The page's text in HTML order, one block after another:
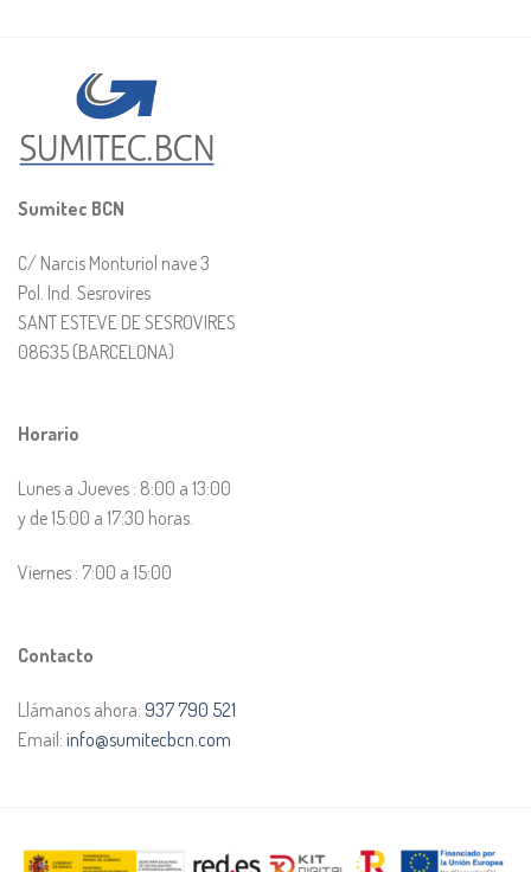
Sumitec BCN
C/ Narcis Monturiol nave 3
Pol. Ind. Sesrovires
SANT ESTEVE DE SESROVIRES
08635 (BARCELONA)
Horario
Lunes a Jueves : 8:00 a 13:00
y de 15:00 a 17:30 horas.
Viernes : 7:00 a 15:00
Contacto
Llámanos ahora: 937 790 521
Email: info@sumitecbcn.com